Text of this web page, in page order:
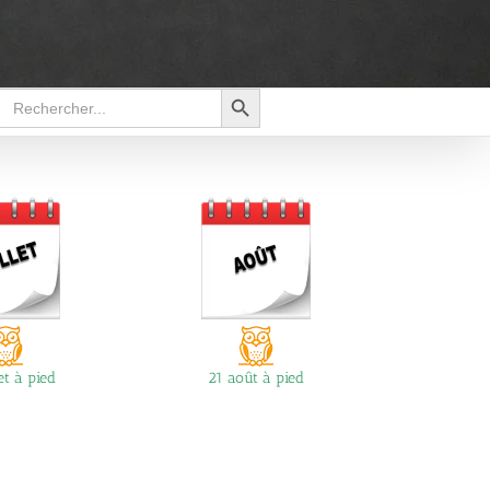
for:
Search Button
à pied 21 août à pied